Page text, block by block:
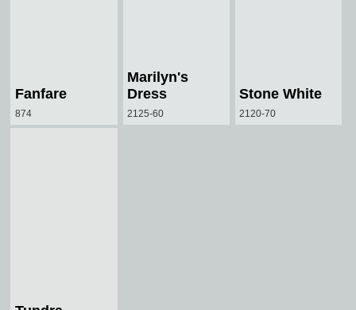
Fanfare
874
Marilyn's
Dress
2125-60
Stone White
2120-70